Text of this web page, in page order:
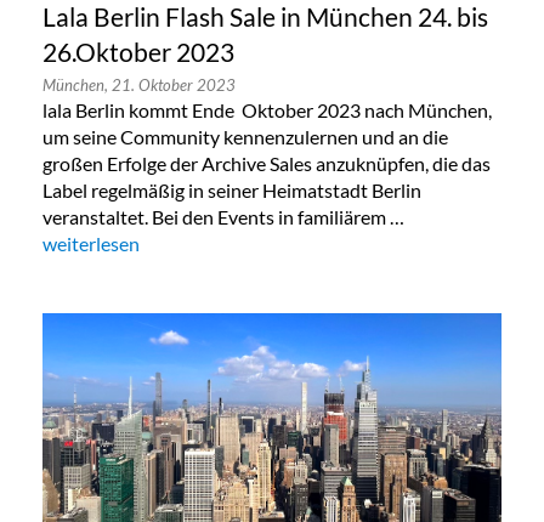
Lala Berlin Flash Sale in München 24. bis
26.Oktober 2023
München, 21. Oktober 2023
lala Berlin kommt Ende Oktober 2023 nach München,
um seine Community kennenzulernen und an die
großen Erfolge der Archive Sales anzuknüpfen, die das
Label regelmäßig in seiner Heimatstadt Berlin
veranstaltet. Bei den Events in familiärem …
„Lala Berlin Flash Sale in München 24. bis 26.Oktober 2023“
weiterlesen